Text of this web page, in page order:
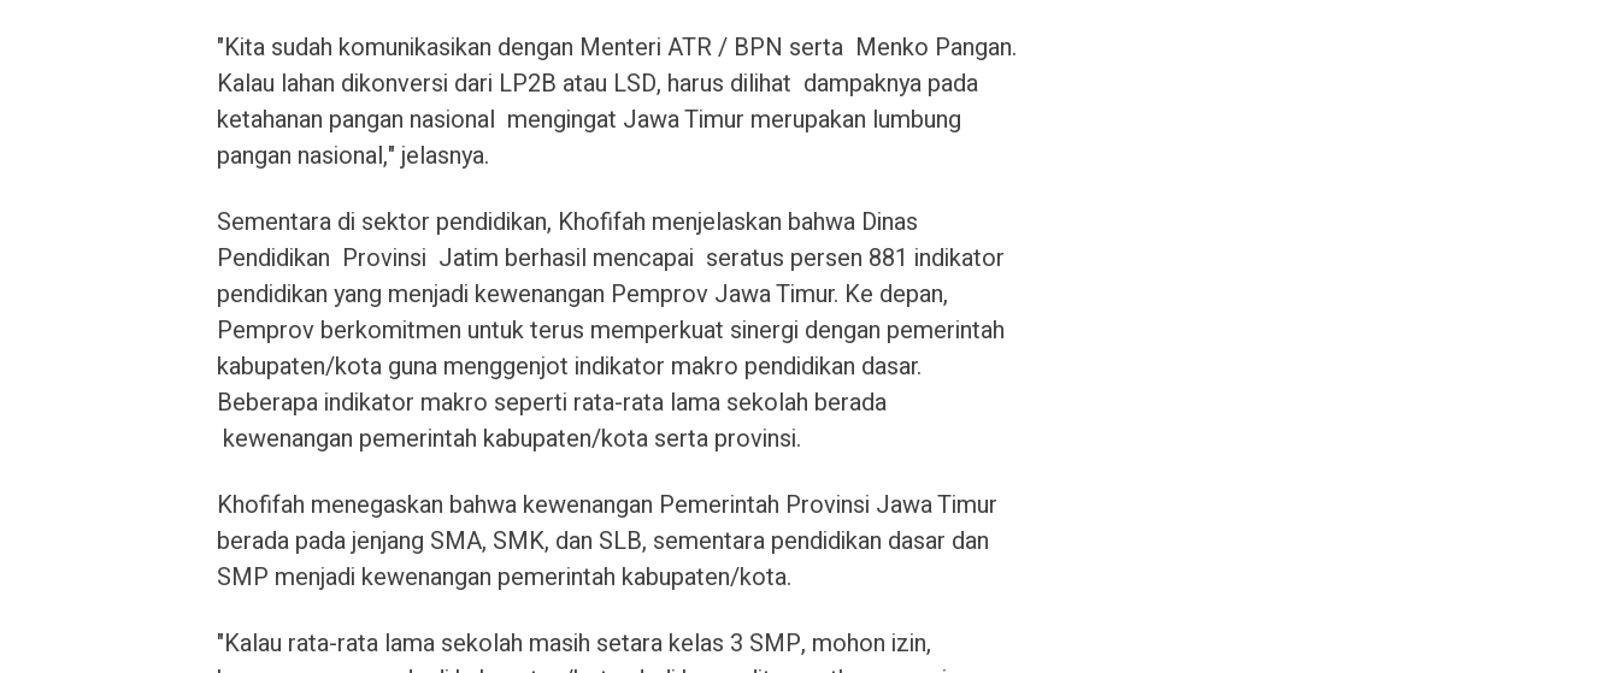
"Kita sudah komunikasikan dengan Menteri ATR / BPN serta Menko Pangan.
Kalau lahan dikonversi dari LP2B atau LSD, harus dilihat dampaknya pada
ketahanan pangan nasional mengingat Jawa Timur merupakan lumbung
pangan nasional," jelasnya.
Sementara di sektor pendidikan, Khofifah menjelaskan bahwa Dinas
Pendidikan Provinsi Jatim berhasil mencapai seratus persen 881 indikator
pendidikan yang menjadi kewenangan Pemprov Jawa Timur. Ke depan,
Pemprov berkomitmen untuk terus memperkuat sinergi dengan pemerintah
kabupaten/kota guna menggenjot indikator makro pendidikan dasar.
Beberapa indikator makro seperti rata-rata lama sekolah berada
kewenangan pemerintah kabupaten/kota serta provinsi.
Khofifah menegaskan bahwa kewenangan Pemerintah Provinsi Jawa Timur
berada pada jenjang SMA, SMK, dan SLB, sementara pendidikan dasar dan
SMP menjadi kewenangan pemerintah kabupaten/kota.
"Kalau rata-rata lama sekolah masih setara kelas 3 SMP, mohon izin,